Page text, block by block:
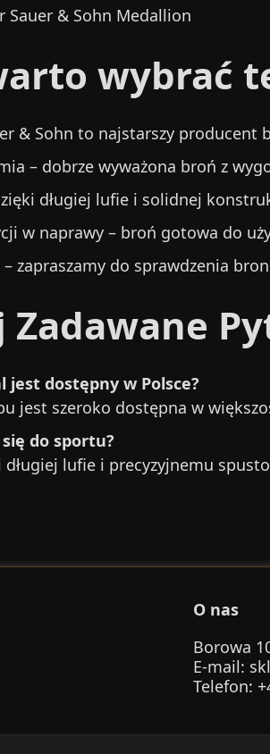
Sauer & Sohn Medallion
wybrać
& Sohn to najstarszy producent
– dobrze wyważona broń z
długiej lufie i solidnej
w naprawy – broń gotowa do
zapraszamy do sprawdzenia
jest dostępny w Polsce?
jest szeroko dostępna w
do sportu?
długiej lufie i precyzyjnemu
O nas
Borowa
E-mail:
Telefon: